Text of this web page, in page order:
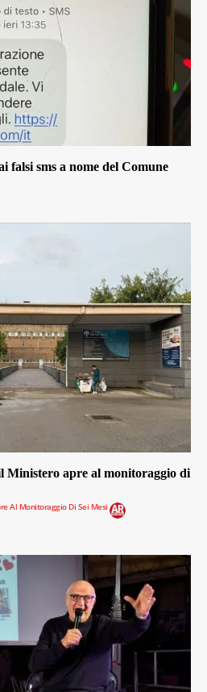
falsi sms a nome del Comune
Ministero apre al monitoraggio di
Al Monitoraggio Di Sei Mesi